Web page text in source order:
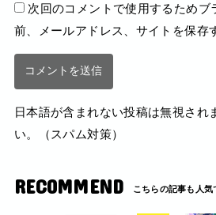
次回のコメントで使用するためブ
前、メールアドレス、サイトを保存
日本語が含まれない投稿は無視され
い。（スパム対策）
RECOMMEND